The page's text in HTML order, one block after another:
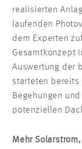
realisierten
laufenden
dem Experten
Gesamtkonzept
Auswertung der
starteten bereits
Begehungen
potenziellen
Mehr